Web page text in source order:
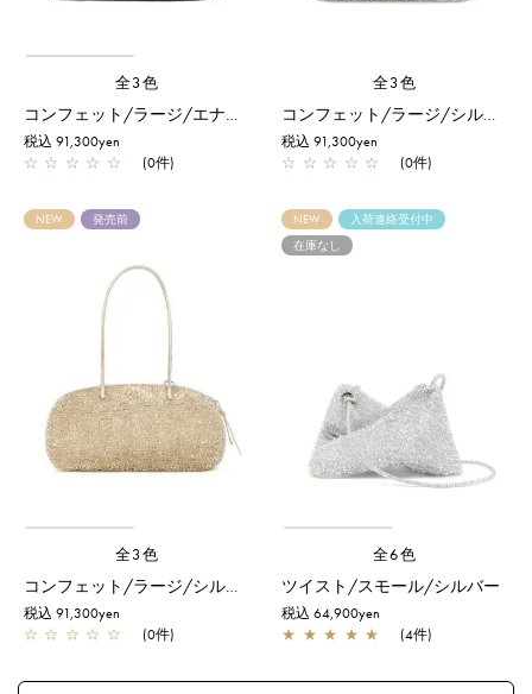
全3色
コンフェット/ラージ/エナメルブラック
税込 91,300yen
☆ ☆ ☆ ☆ ☆ (0件)
全3色
コンフェット/ラージ/シルバー
税込 91,300yen
☆ ☆ ☆ ☆ ☆ (0件)
NEW 発売前
全3色
コンフェット/ラージ/シルバーゴールド
税込 91,300yen
☆ ☆ ☆ ☆ ☆ (0件)
NEW
入荷連絡受付中
在庫なし
全6色
ツイスト/スモール/シルバー
税込 64,900yen
★ ★ ★ ★ ★ (4件)